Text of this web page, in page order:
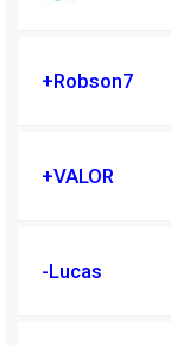
+Robson7
+VALOR
-Lucas